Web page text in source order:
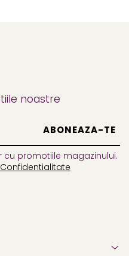
noastre
cu promotiile magazinului.